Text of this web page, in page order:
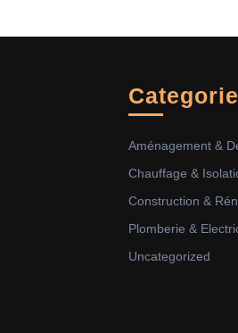
Aménagement &
Chauffage &
Construction &
Plomberie &
Uncategorized